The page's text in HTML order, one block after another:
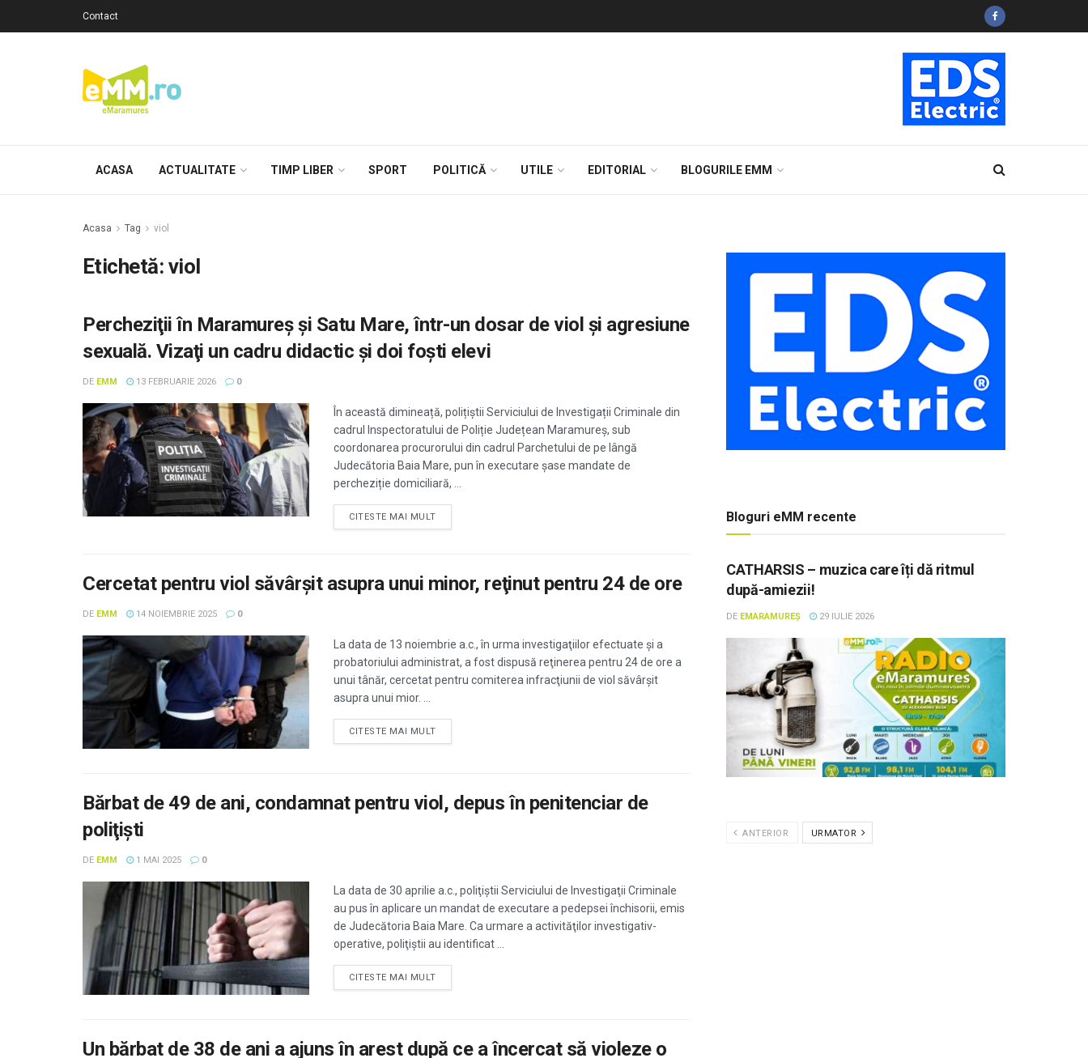
Contact
ACASA ACTUALITATE TIMP LIBER SPORT POLITICĂ UTILE EDITORIAL BLOGURILE EMM
Acasa Tag viol
Etichetă: viol
Percheziţii în Maramureş şi Satu Mare, într-un dosar de viol și agresiune
sexuală. Vizaţi un cadru didactic şi doi foști elevi
DE EMM 13 FEBRUARIE 2026 0
În această dimineață, polițiștii Serviciului de Investigații Criminale din
cadrul Inspectoratului de Poliție Județean Maramureș, sub
coordonarea procurorului din cadrul Parchetului de pe lângă
Judecătoria Baia Mare, pun în executare șase mandate de
percheziție domiciliară, ...
CITESTE MAI MULT
Cercetat pentru viol săvârşit asupra unui minor, reţinut pentru 24 de ore
DE EMM 14 NOIEMBRIE 2025 0
La data de 13 noiembrie a.c., în urma investigaţiilor efectuate şi a
probatoriului administrat, a fost dispusă reţinerea pentru 24 de ore a
unui tânăr, cercetat pentru comiterea infracţiunii de viol săvârşit
asupra unui mior. ...
CITESTE MAI MULT
Bărbat de 49 de ani, condamnat pentru viol, depus în penitenciar de
poliţişti
DE EMM 1 MAI 2025 0
La data de 30 aprilie a.c., poliţiştii Serviciului de Investigaţii Criminale
au pus în aplicare un mandat de executare a pedepsei închisorii, emis
de Judecătoria Baia Mare. Ca urmare a activităţilor investigativ-
operative, poliţiştii au identificat ...
CITESTE MAI MULT
Un bărbat de 38 de ani a ajuns în arest după ce a încercat să violeze o
Bloguri eMM recente
CATHARSIS – muzica care îți dă ritmul
după-amiezii!
DE EMARAMUREȘ 29 IULIE 2026
ANTERIOR URMATOR